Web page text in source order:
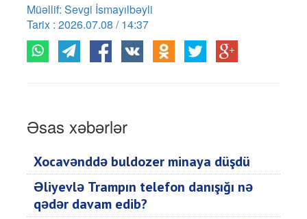
Müəllif: Sevgi İsmayılbəyli
Tarix : 2026.07.08 / 14:37
Əsas xəbərlər
Xocavənddə buldozer minaya düşdü
Əliyevlə Trampın telefon danışığı nə
qədər davam edib?